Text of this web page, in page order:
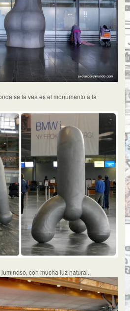
se la vea es el monumento a la
con mucha luz natural.